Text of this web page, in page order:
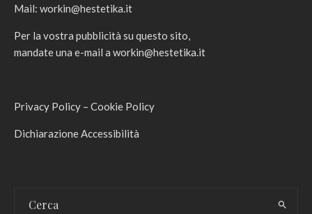
Mail: workin@hestetika.it
Per la vostra pubblicità su questo sito,
mandate una e-mail a workin@hestetika.it
Privacy Policy – Cookie Policy
Dichiarazione Accessibilità